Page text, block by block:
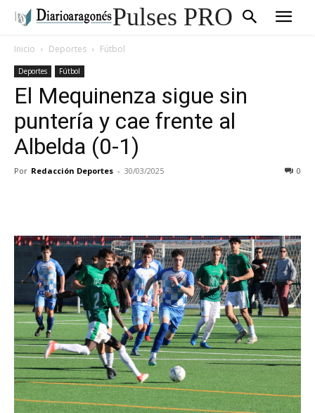
Pulses PRO
Inicio Deportes Fútbol
Deportes Fútbol
El Mequinenza sigue sin
puntería y cae frente al
Albelda (0-1)
Por Redacción Deportes - 30/03/2025 0